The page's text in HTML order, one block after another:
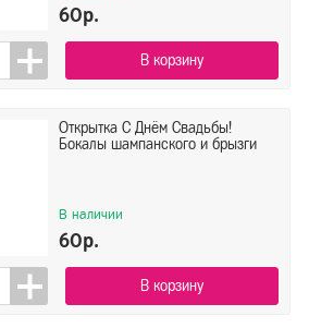
60р.
В корзину
Открытка С Днём Свадьбы!
Бокалы шампанского и брызги
В наличии
60р.
В корзину